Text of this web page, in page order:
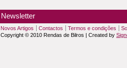
Newsletter
Novos Artigos Contactos Termos e condições
Copyright © 2010 Rendas de Bilros | Created by